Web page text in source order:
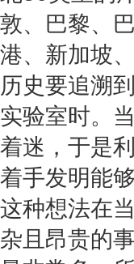
敦、巴黎、
港、新加坡
历史要追溯
实验室时。
着迷，于是
着手发明能
这种想法在
杂且昂贵的